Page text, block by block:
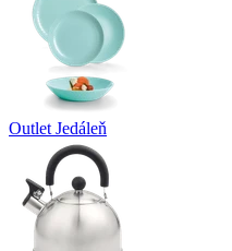
Outlet Jedáleň